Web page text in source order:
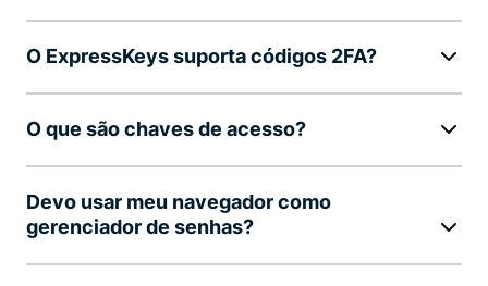
O ExpressKeys suporta códigos 2FA?
O que são chaves de acesso?
Devo usar meu navegador como
gerenciador de senhas?